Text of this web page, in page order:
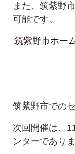
また、筑紫野
可能です。
筑紫野市ホー
筑紫野市での
次回開催は、
ンターでありま